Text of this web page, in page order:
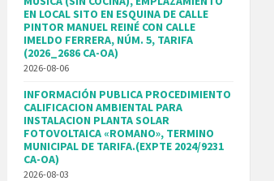
EN LOCAL SITO EN ESQUINA DE CALLE
PINTOR MANUEL REINÉ CON CALLE
IMELDO FERRERA, NÚM. 5, TARIFA
(2026_2686 CA-OA)
2026-08-06
INFORMACIÓN PUBLICA PROCEDIMIENTO
CALIFICACION AMBIENTAL PARA
INSTALACION PLANTA SOLAR
FOTOVOLTAICA «ROMANO», TERMINO
MUNICIPAL DE TARIFA.(EXPTE 2024/9231
CA-OA)
2026-08-03